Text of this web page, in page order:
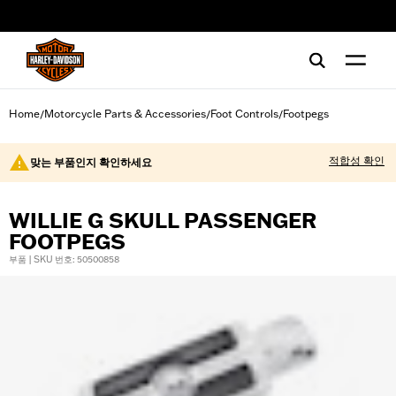
Home/Motorcycle Parts & Accessories/Foot Controls/Footpegs
맞는 부품인지 확인하세요 적합성 확인
WILLIE G SKULL PASSENGER
FOOTPEGS
부품 | SKU 번호: 50500858